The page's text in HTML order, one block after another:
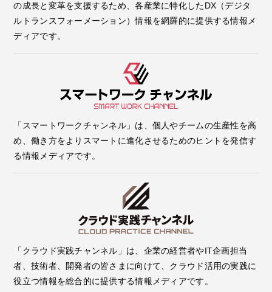
の成長と変革を支援するため、各産業に特化したDX（デジタ
ルトランスフォーメーション）情報を網羅的に提供する情報メ
ディアです。
「スマートワークチャンネル」は、個人やチームの生産性を高
め、働き方をよりスマートに進化させるためのヒントを発信す
る情報メディアです。
「クラウド実践チャンネル」は、企業の経営者やIT企画担当
者、技術者、開発者の皆さまに向けて、クラウド活用の実践に
役立つ情報を総合的に提供する情報メディアです。